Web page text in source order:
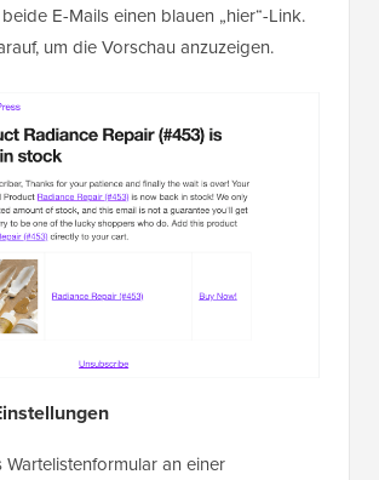
E-Mails einen blauen „hier“-Link.
um die Vorschau anzuzeigen.
Wartelistenformular an einer